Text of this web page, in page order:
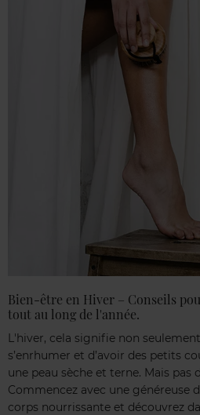
Bien-être en Hiver – Conseils
tout au long de l'année.
L'hiver, cela signifie non
s’enrhumer et d’avoir des petits
une peau sèche et terne. Mais pas
Commencez avec une généreuse
corps nourrissante et découvrez